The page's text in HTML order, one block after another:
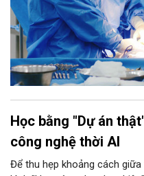
Học bằng "Dự án
công nghệ thời AI
Để thu hẹp khoảng cách